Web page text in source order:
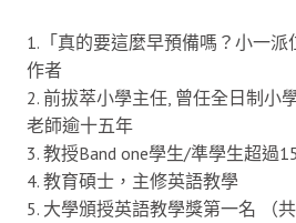
1.「真的要這麼早預備嗎？小一
作者
2. 前拔萃小學主任, 曾任全日制小
老師逾十五年
3. 教授Band one學生/準學生超過
4. 教育碩士，主修英語教學
5. 大學頒授英語教學獎第一名 （